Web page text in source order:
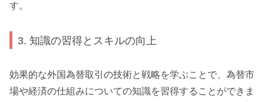
す。
3. 知識の習得とスキルの向上
効果的な外国為替取引の技術と戦略を学ぶことで、為替市
場や経済の仕組みについての知識を習得することができま